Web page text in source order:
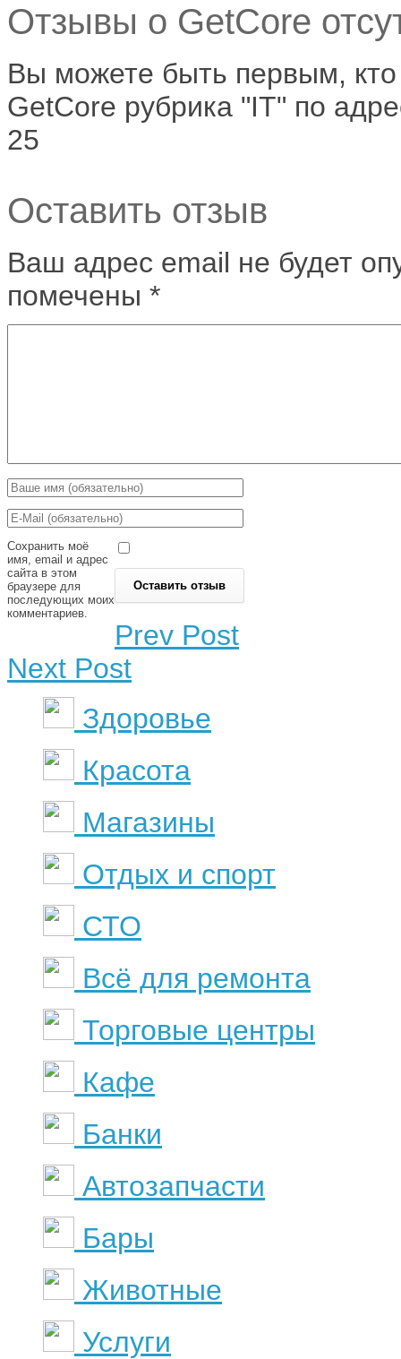
Отзывы о GetCore
Вы можете быть первым,
GetCore рубрика "IT" по
25
Оставить отзыв
Ваш адрес email не будет
помечены *
Сохранить моё
имя, email и адрес
сайта в этом
браузере для
последующих моих
комментариев.
Prev Post
Next Post
Здоровье
Красота
Магазины
Отдых и спорт
СТО
Всё для ремонта
Торговые центры
Кафе
Банки
Автозапчасти
Бары
Животные
Услуги